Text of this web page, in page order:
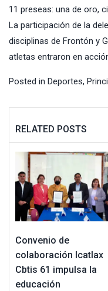
11 preseas: una de oro,
La participación de la
disciplinas de Frontón y
atletas entraron en
Posted in Deportes,
RELATED POSTS
Convenio de
colaboración Icatlax
Cbtis 61 impulsa la
educación